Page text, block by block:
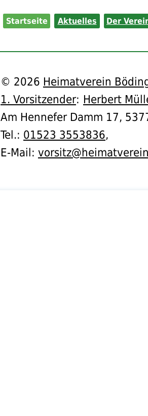
Startseite Aktuelles Der
© 2026 Heimatverein
1. Vorsitzender: Herbert
Am Hennefer Damm 17,
Tel.: 01523 3553836,
E-Mail: